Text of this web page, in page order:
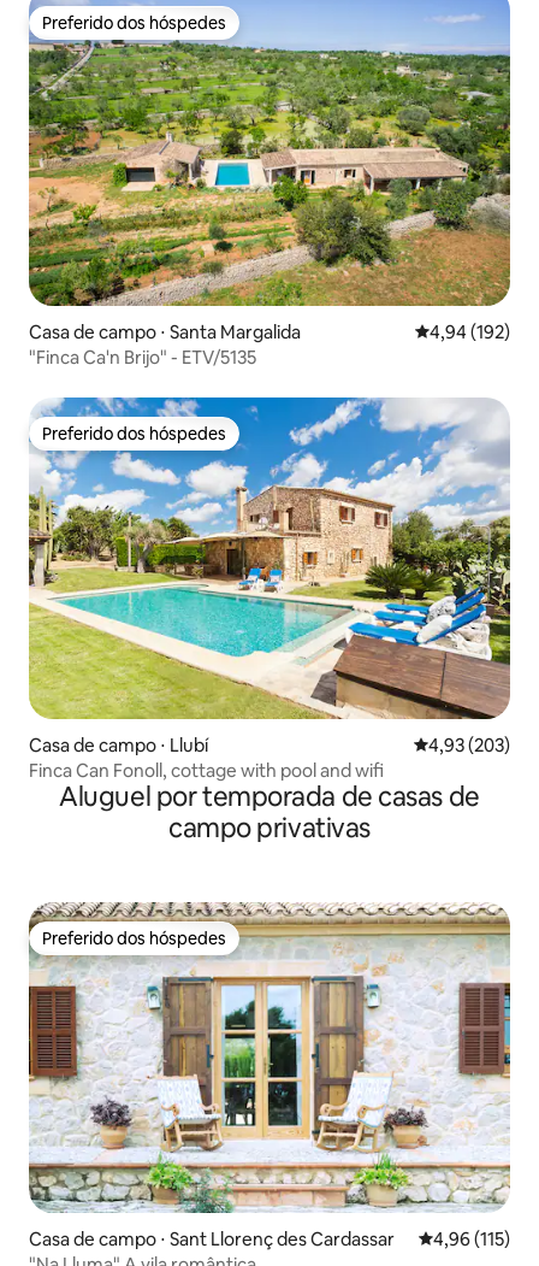
Preferido dos hóspedes
Preferido dos hóspedes
Casa de campo ⋅ Santa Margalida 4,94 de uma
4,94 (192)
"Finca Ca'n Brijo" - ETV/5135
Preferido dos hóspedes
Preferido dos hóspedes
Casa de campo ⋅ Llubí 4,93 de uma
4,93 (203)
Finca Can Fonoll, cottage with pool and wifi
Aluguel por temporada de casas de
campo privativas
Preferido dos hóspedes
Preferido dos hóspedes
Casa de campo ⋅ Sant Llorenç des Cardassar 4,96 de uma
4,96 (115)